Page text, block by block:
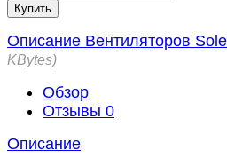
Купить
Описание Вентиляторов
KBytes
Обзор
Отзывы 0
Описание